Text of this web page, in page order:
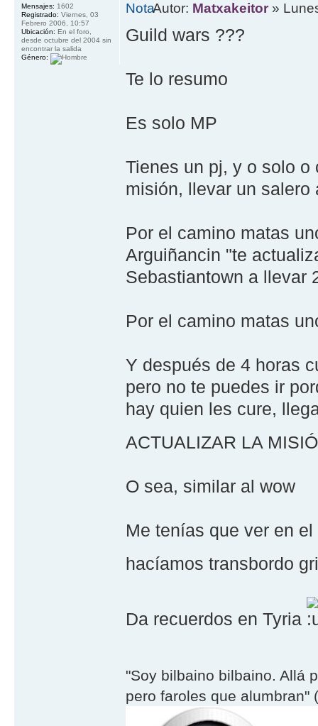
Autor: Matxakeitor »
Guild wars ???
Te lo resumo
Es solo MP
Tienes un pj, y o solo
misión, llevar un
Por el camino matas
Arguiñancin "te
Sebastiantown a llevar
Por el camino matas
Y después de 4 horas
pero no te puedes ir
hay quien les cure,
ACTUALIZAR LA
O sea, similar al wow
Me tenías que ver en
hacíamos transbordo
Da recuerdos en Tyria
"Soy bilbaino bilbaino. Allá
pero faroles que alumbran"
Mensajes: 1602
Registrado: Viernes, 03
Febrero 2006, 10:57
Ubicación: En el foro,
desde octubre del 2004 sin
encontrar la salida
Género: